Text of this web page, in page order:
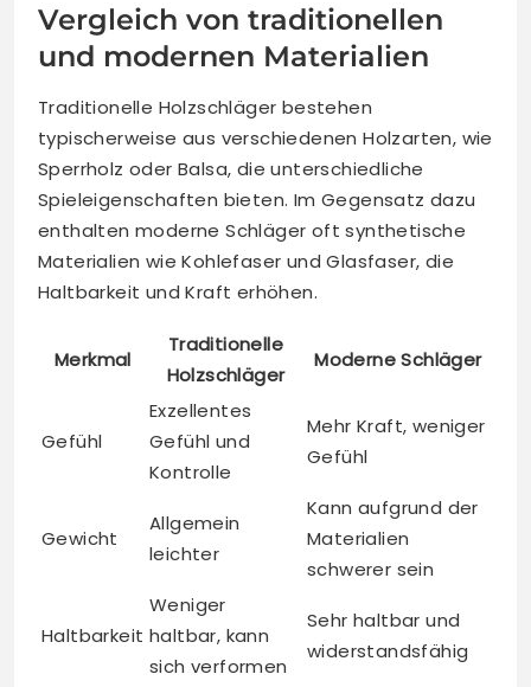
Vergleich von traditionellen
und modernen Materialien
Traditionelle Holzschläger bestehen
typischerweise aus verschiedenen Holzarten, wie
Sperrholz oder Balsa, die unterschiedliche
Spieleigenschaften bieten. Im Gegensatz dazu
enthalten moderne Schläger oft synthetische
Materialien wie Kohlefaser und Glasfaser, die
Haltbarkeit und Kraft erhöhen.
Merkmal
Traditionelle
Holzschläger
Moderne Schläger
Gefühl
Exzellentes
Gefühl und
Kontrolle
Mehr Kraft, weniger
Gefühl
Gewicht
Allgemein
leichter
Kann aufgrund der
Materialien
schwerer sein
Haltbarkeit
Weniger
haltbar, kann
sich verformen
Sehr haltbar und
widerstandsfähig